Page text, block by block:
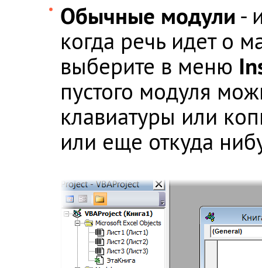
Обычные модули -
когда речь идет о
выберите в меню
пустого модуля
клавиатуры или
или еще откуда